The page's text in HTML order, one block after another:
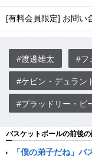
[有料会員限定] お問い
#渡邊雄太 #フ
#ケビン・デュラン
#ブラッドリー・ビ
バスケットボールの前後
「僕の弟子だね」